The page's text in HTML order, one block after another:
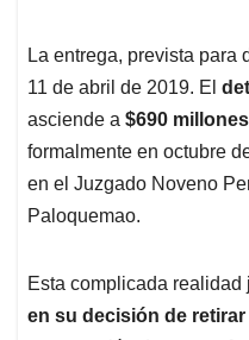
La entrega, prevista para
11 de abril de 2019. El
asciende a $690 millones
formalmente en octubre
en el Juzgado Noveno
Paloquemao.
Esta complicada realidad
en su decisión de